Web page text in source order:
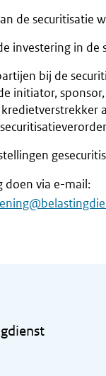
de securitisatie
investering in de
bij de
initiator, sponsor,
doen via e-mail: